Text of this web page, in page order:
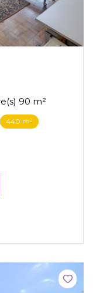
Maison 5 pièce(s) 3 chambre(s) 90 m²
440 m²